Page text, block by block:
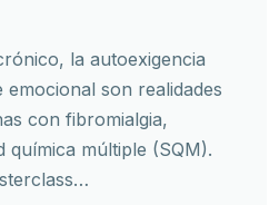
la autoexigencia
emocional son realidades
con fibromialgia,
química múltiple (SQM).